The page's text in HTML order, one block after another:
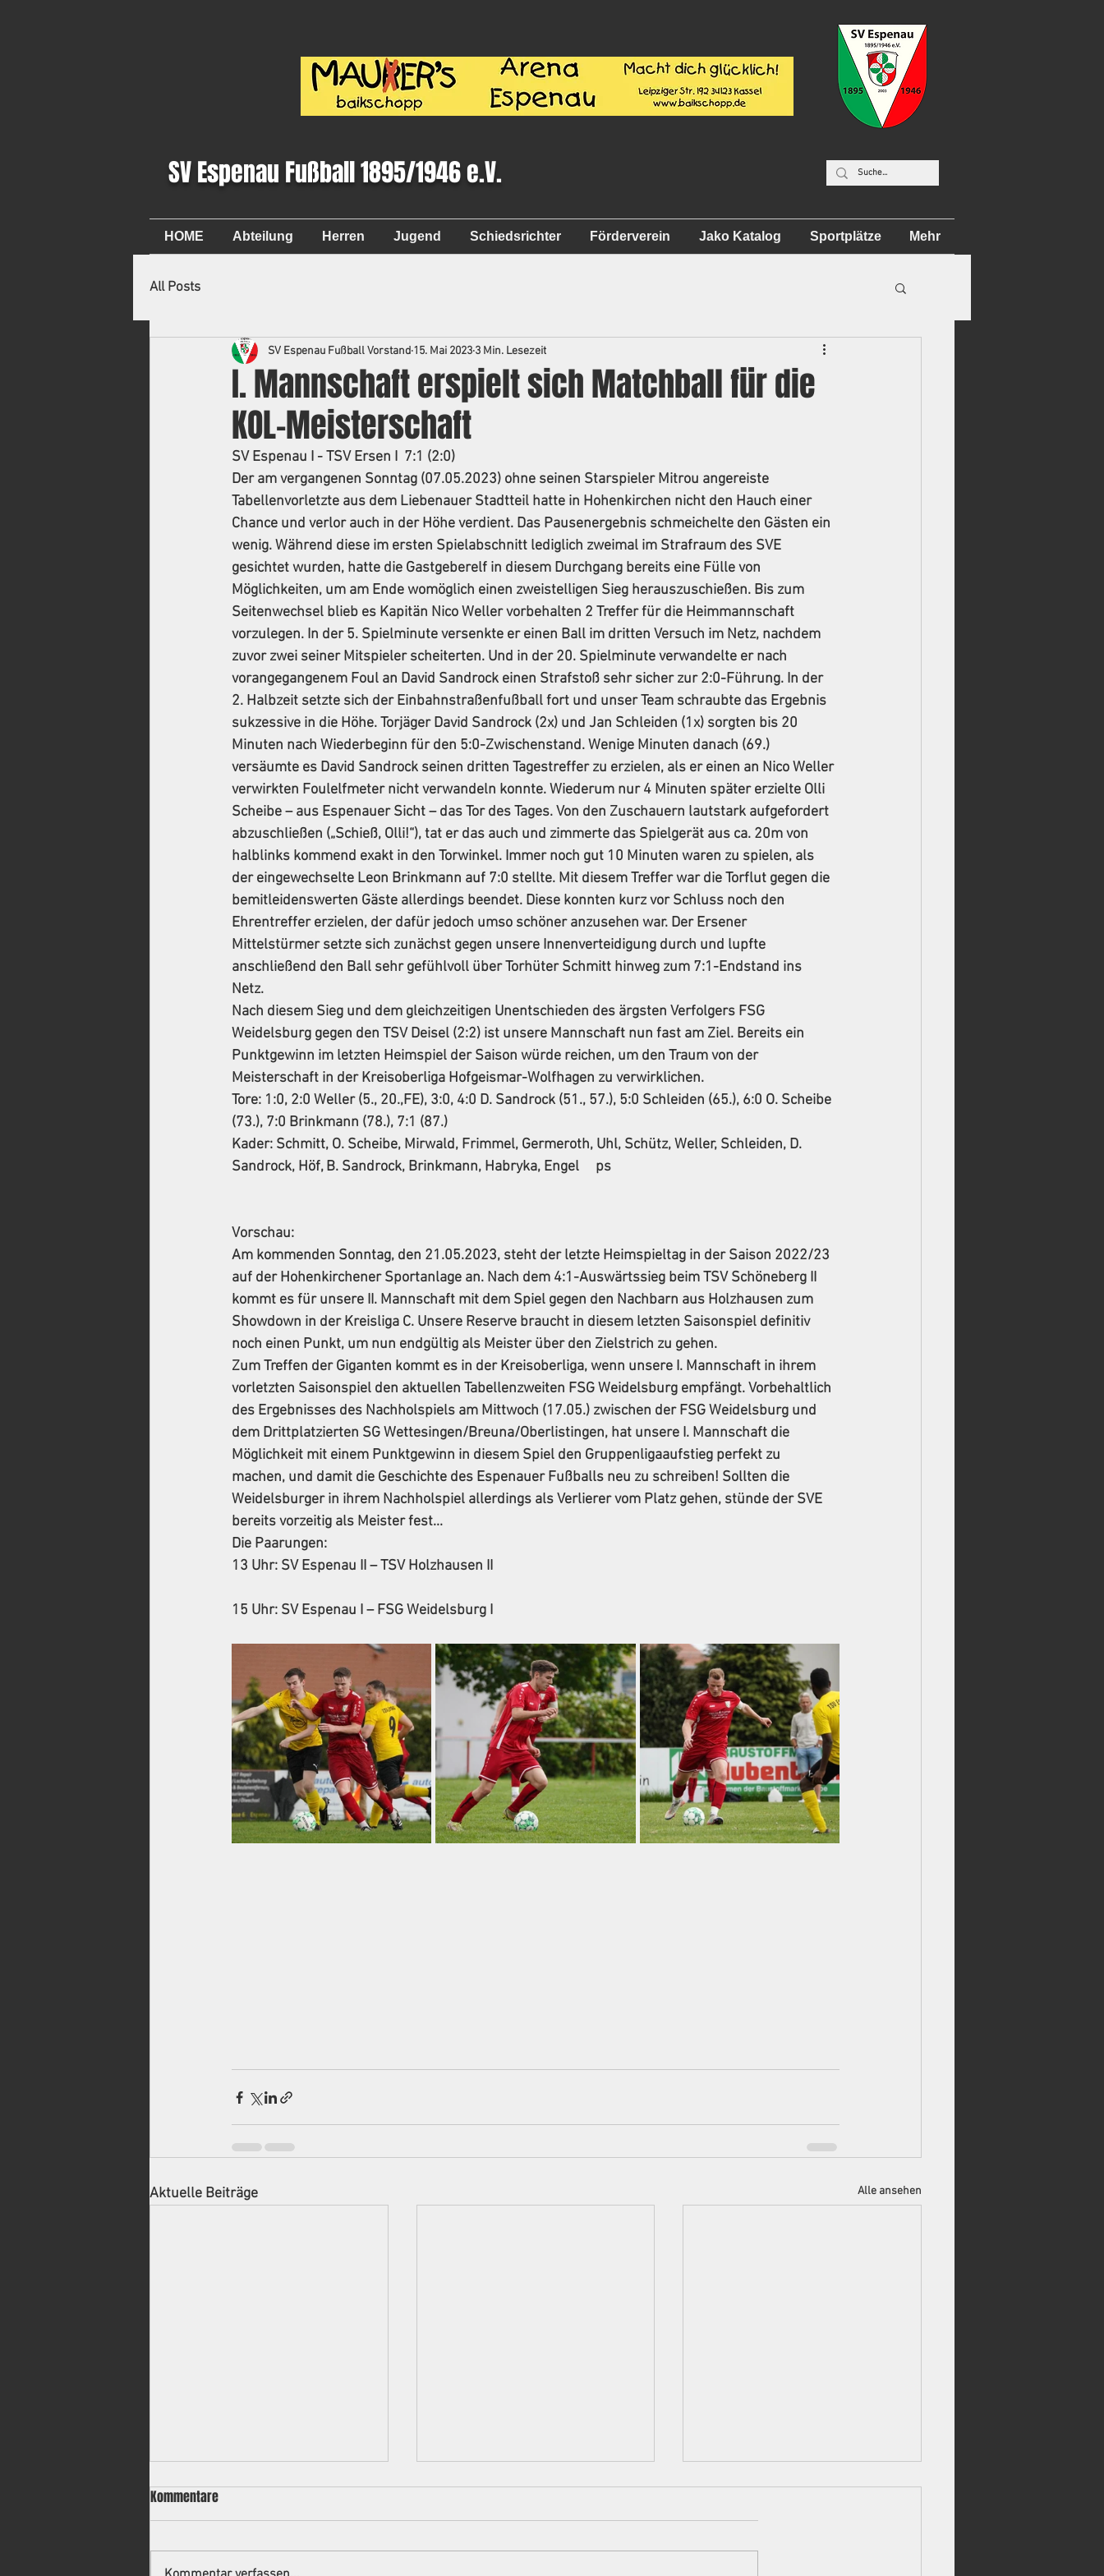
SV Espenau Fußball 1895/1946 e.V.
HOME Abteilung Herren Jugend Schiedsrichter Förderverein Jako Katalog Sportplätze Mehr
All Posts
I. Mannschaft erspielt sich Matchball für die
KOL-Meisterschaft
SV Espenau Fußball Vorstand 15. Mai 2023 3 Min. Lesezeit
SV Espenau I - TSV Ersen I  7:1 (2:0)
Der am vergangenen Sonntag (07.05.2023) ohne seinen Starspieler Mitrou angereiste
Tabellenvorletzte aus dem Liebenauer Stadtteil hatte in Hohenkirchen nicht den Hauch einer
Chance und verlor auch in der Höhe verdient. Das Pausenergebnis schmeichelte den Gästen ein
wenig. Während diese im ersten Spielabschnitt lediglich zweimal im Strafraum des SVE
gesichtet wurden, hatte die Gastgeberelf in diesem Durchgang bereits eine Fülle von
Möglichkeiten, um am Ende womöglich einen zweistelligen Sieg herauszuschießen. Bis zum
Seitenwechsel blieb es Kapitän Nico Weller vorbehalten 2 Treffer für die Heimmannschaft
vorzulegen. In der 5. Spielminute versenkte er einen Ball im dritten Versuch im Netz, nachdem
zuvor zwei seiner Mitspieler scheiterten. Und in der 20. Spielminute verwandelte er nach
vorangegangenem Foul an David Sandrock einen Strafstoß sehr sicher zur 2:0-Führung. In der
2. Halbzeit setzte sich der Einbahnstraßenfußball fort und unser Team schraubte das Ergebnis
sukzessive in die Höhe. Torjäger David Sandrock (2x) und Jan Schleiden (1x) sorgten bis 20
Minuten nach Wiederbeginn für den 5:0-Zwischenstand. Wenige Minuten danach (69.)
versäumte es David Sandrock seinen dritten Tagestreffer zu erzielen, als er einen an Nico Weller
verwirkten Foulelfmeter nicht verwandeln konnte. Wiederum nur 4 Minuten später erzielte Olli
Scheibe – aus Espenauer Sicht – das Tor des Tages. Von den Zuschauern lautstark aufgefordert
abzuschließen („Schieß, Olli!“), tat er das auch und zimmerte das Spielgerät aus ca. 20m von
halblinks kommend exakt in den Torwinkel. Immer noch gut 10 Minuten waren zu spielen, als
der eingewechselte Leon Brinkmann auf 7:0 stellte. Mit diesem Treffer war die Torflut gegen die
bemitleidenswerten Gäste allerdings beendet. Diese konnten kurz vor Schluss noch den
Ehrentreffer erzielen, der dafür jedoch umso schöner anzusehen war. Der Ersener
Mittelstürmer setzte sich zunächst gegen unsere Innenverteidigung durch und lupfte
anschließend den Ball sehr gefühlvoll über Torhüter Schmitt hinweg zum 7:1-Endstand ins
Netz.
Nach diesem Sieg und dem gleichzeitigen Unentschieden des ärgsten Verfolgers FSG
Weidelsburg gegen den TSV Deisel (2:2) ist unsere Mannschaft nun fast am Ziel. Bereits ein
Punktgewinn im letzten Heimspiel der Saison würde reichen, um den Traum von der
Meisterschaft in der Kreisoberliga Hofgeismar-Wolfhagen zu verwirklichen.
Tore: 1:0, 2:0 Weller (5., 20.,FE), 3:0, 4:0 D. Sandrock (51., 57.), 5:0 Schleiden (65.), 6:0 O. Scheibe
(73.), 7:0 Brinkmann (78.), 7:1 (87.)
Kader: Schmitt, O. Scheibe, Mirwald, Frimmel, Germeroth, Uhl, Schütz, Weller, Schleiden, D.
Sandrock, Höf, B. Sandrock, Brinkmann, Habryka, Engel     ps
Vorschau:
Am kommenden Sonntag, den 21.05.2023, steht der letzte Heimspieltag in der Saison 2022/23
auf der Hohenkirchener Sportanlage an. Nach dem 4:1-Auswärtssieg beim TSV Schöneberg II
kommt es für unsere II. Mannschaft mit dem Spiel gegen den Nachbarn aus Holzhausen zum
Showdown in der Kreisliga C. Unsere Reserve braucht in diesem letzten Saisonspiel definitiv
noch einen Punkt, um nun endgültig als Meister über den Zielstrich zu gehen.
Zum Treffen der Giganten kommt es in der Kreisoberliga, wenn unsere I. Mannschaft in ihrem
vorletzten Saisonspiel den aktuellen Tabellenzweiten FSG Weidelsburg empfängt. Vorbehaltlich
des Ergebnisses des Nachholspiels am Mittwoch (17.05.) zwischen der FSG Weidelsburg und
dem Drittplatzierten SG Wettesingen/Breuna/Oberlistingen, hat unsere I. Mannschaft die
Möglichkeit mit einem Punktgewinn in diesem Spiel den Gruppenligaaufstieg perfekt zu
machen, und damit die Geschichte des Espenauer Fußballs neu zu schreiben! Sollten die
Weidelsburger in ihrem Nachholspiel allerdings als Verlierer vom Platz gehen, stünde der SVE
bereits vorzeitig als Meister fest...
Die Paarungen:
13 Uhr: SV Espenau II – TSV Holzhausen II
15 Uhr: SV Espenau I – FSG Weidelsburg I
Aktuelle Beiträge Alle ansehen
Kommentare